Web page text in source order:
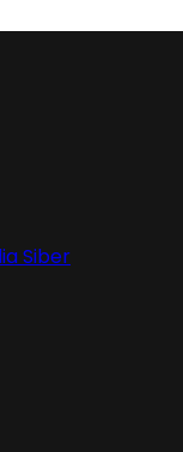
Siber